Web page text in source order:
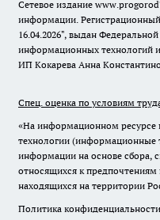
Сетевое издание
информации.
16.04.2026", выдан
информационных технологий
ИП Кокарева Анна
Спец. оценка по условиям
«На информационном ресурсе
технологии (информационные
информации на основе сбора,
относящихся к предпочтениям
находящихся на территории
Политика